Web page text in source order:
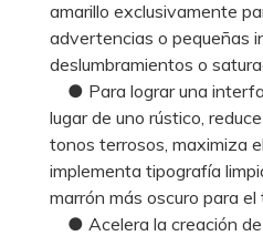
amarillo exclusivamente
advertencias o pequeñas
deslumbramientos o
● Para lograr una
lugar de uno rústico,
tonos terrosos, maximiza
implementa tipografía
marrón más oscuro para el
● Acelera la creación